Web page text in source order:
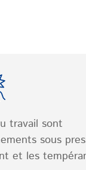
travail sont
sous
et les